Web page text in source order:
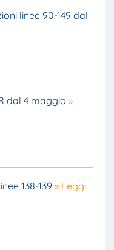
linee 90-149 dal
dal 4 maggio »
138-139 » Leggi